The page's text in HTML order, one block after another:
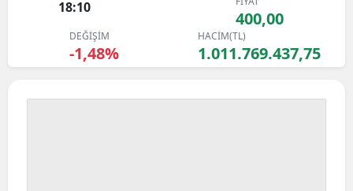
18:10
400,00
DEĞİŞİM
-1,48%
HACİM(TL)
1.011.769.437,75